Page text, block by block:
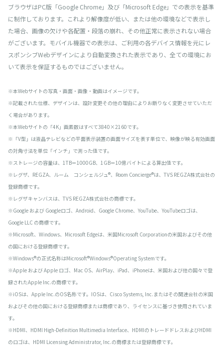
ブラウザはPC版「Google Chrome」及び「Microsoft Edge」での表示を基準
に制作しております。これより解像度が低い、または他の環境などで表示し
た場合、画像の欠けや各配置・段落の崩れ、その他正常に表示されない場合
がございます。モバイル機器での表示は、ご利用の各デバイス情報を元にレ
スポンシブWebデザインにより自動変換された表示であり、全ての環境にお
いて表示を保証するものではございません。
※本Webサイトの写真・画面・画像・動画はイメージです。
※記載された仕様、デザインは、設計変更その他の理由によりお断りなく変更させていただ
く場合があります。
※本Webサイトの「4K」画素数はすべて3840×2160です。
※「V型」は液晶テレビなどの平面表示装置の画面サイズを表す単位で、映像が映る有効画面
の対角寸法を単位「インチ」で測った値です。
※ストレージの容量は、1TB＝1000GB、1GB＝10億バイトによる算出値です。
※レグザ、REGZA、ルーム コンシェルジュ®、Room Concierge®は、TVS REGZA株式会社の
登録商標です。
※レグザキャンバスは、TVS REGZA株式会社の商標です。
※Google および Googleロゴ、Android、Google Chrome、YouTube、YouTubeロゴは、
Google LLC の商標です。
※Microsoft、Windows、Microsoft Edgeは、米国Microsoft Corporationの米国およびその他
の国における登録商標です。
※Windows®の正式名称はMicrosoft®Windows®Operating Systemです。
※Apple および Apple ロゴ、Mac OS、AirPlay、iPad、iPhoneは、米国および他の国々で登
録されたApple Inc.の商標です。
※iOSは、Apple Inc.のOS名称です。IOSは、Cisco Systems, Inc.またはその関連会社の米国
およびその他の国における登録商標または商標であり、ライセンスに基づき使用されていま
す。
※HDMI、HDMI High-Definition Multimedia Interface、HDMIのトレードドレスおよびHDMI
のロゴは、HDMI Licensing Administrator, Inc.の商標または登録商標です。